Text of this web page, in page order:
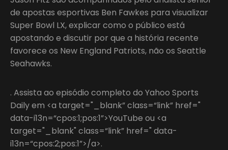
de apostas esportivas Ben Fawkes para visualizar
Super Bowl LX, explicar como o público está
apostando e discutir por que a história recente
favorece os New England Patriots, não os Seattle
Seahawks.
. Assista ao episódio completo do Yahoo Sports
Daily em <a target="_blank” class=“link” href="
data-i13n=“cpos:1;pos:1”>YouTube ou <a
target="_blank" class=“link” href=" data-
i13n=“cpos:2;pos:1”>/a>.